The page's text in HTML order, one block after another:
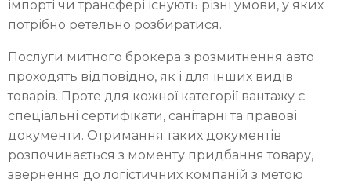
імпорті чи трансфері існують різні умови, у яких
потрібно ретельно розбиратися.
Послуги митного брокера з розмитнення авто
проходять відповідно, як і для інших видів
товарів. Проте для кожної категорії вантажу є
спеціальні сертифікати, санітарні та правові
документи. Отримання таких документів
розпочинається з моменту придбання товару,
звернення до логістичних компаній з метою